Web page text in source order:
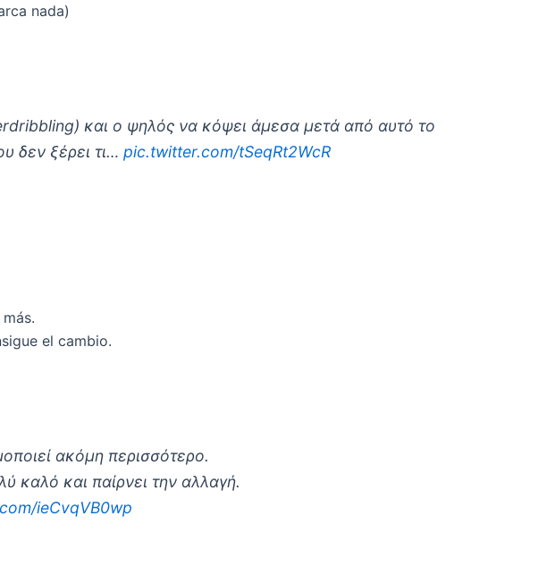
nada)
και ο ψηλός να κόψει άμεσα μετά από αυτό το
δεν ξέρει τι…pic.twitter.com/tSeqRt2WcR
el cambio.
ακόμη περισσότερο.
καλό και παίρνει την αλλαγή.
ieCvqVB0wp